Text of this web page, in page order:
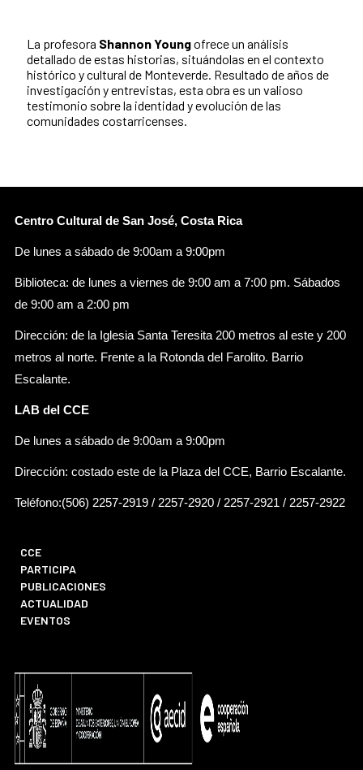
La profesora Shannon Youngofrece un análisis
detallado de estas historias, situándolas en el contexto
histórico y cultural de Monteverde. Resultado de años de
investigación y entrevistas, esta obra es un valioso
testimonio sobre la identidad y evolución de las
comunidades costarricenses.
Centro Cultural de San José, Costa Rica
De lunes a sábado de 9:00am a 9:00pm
Biblioteca: de lunes a viernes de 9:00 am a 7:00 pm. Sábados
de 9:00 am a 2:00 pm
Dirección: de la Iglesia Santa Teresita 200 metros al este y 200
metros al norte. Frente a la Rotonda del Farolito. Barrio
Escalante.
LAB del CCE
De lunes a sábado de 9:00am a 9:00pm
Dirección: costado este de la Plaza del CCE, Barrio Escalante.
Teléfono:(506) 2257-2919 / 2257-2920 / 2257-2921 / 2257-2922
CCE
PARTICIPA
PUBLICACIONES
ACTUALIDAD
EVENTOS